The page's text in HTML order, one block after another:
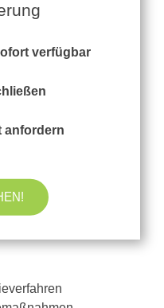
verfügbar
anfordern